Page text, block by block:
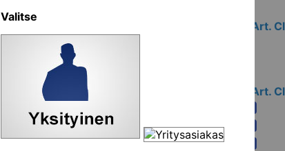
Magneettisalpa metallikalusteisiin Art.
Magneettisalpa metallikalusteisiin Art.
-musta (1,4kg)[441142]
-valkoinen (3,5kg)[441137]
Valitse